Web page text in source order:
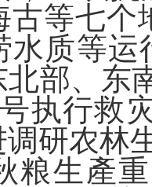
古等七个
水质等运
部、东
执行救
研农林
生產重